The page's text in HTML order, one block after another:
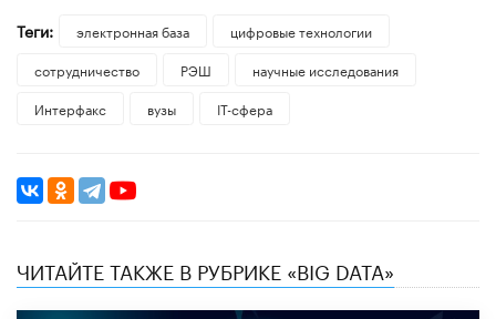
Теги:
электронная база
цифровые технологии
сотрудничество
РЭШ
научные исследования
Интерфакс
вузы IT-сфера
ЧИТАЙТЕ ТАКЖЕ В РУБРИКЕ «BIG DATA»